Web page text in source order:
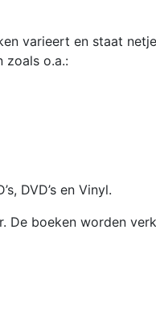
varieert en staat
zoals o.a.:
DVD’s en Vinyl.
De boeken worden